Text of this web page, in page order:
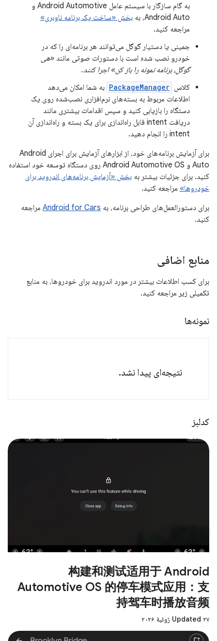
به گام سازگار با سیستم عامل Android Automotive و
Android Auto، به
بخش «ساخت یک برنامه ناوبری»
مراجعه کنید.
جمینی یا دستیار گوگل می‌توانند هر برنامه‌ای را که در
خودرو نصب شده است با دستورات صوتی مانند «هی
گوگل، برنامه نمونه را باز کن» اجرا کنند.
کلاس PackageManager به شما امکان می‌دهد
اطلاعات مربوط به بسته‌های نرم‌افزاری نصب‌شده روی یک
دستگاه را بازیابی کنید و سپس اقدامات بیشتری مانند
دریافت intent قابل راه‌اندازی برای یک بسته و راه‌اندازی آن
intent را انجام دهید.
برای آزمایش برنامه‌های خود، از ابزارهای آزمایش برای اجرای Android
Auto و Android Automotive OS روی دستگاه توسعه خود استفاده
کنید. برای جزئیات بیشتر به بخش «آزمایش برنامه‌های اندروید برای
خودروها» مراجعه کنید.
برای دستورالعمل‌های طراحی برنامه، به Android for Cars مراجعه
کنید.
منابع اضافی
برای کسب اطلاعات بیشتر در مورد اندروید برای خودروها، به منابع
تکمیلی زیر مراجعه کنید.
نمونه‌ها
نتیجه‌ای پیدا نشد.
کدلبز
构建和测试适用于 Android
Automotive OS 的停车模式应用：支
持驾车时播放音频
Updated ۲۷ ژوئیهٔ ۲۰۲۶